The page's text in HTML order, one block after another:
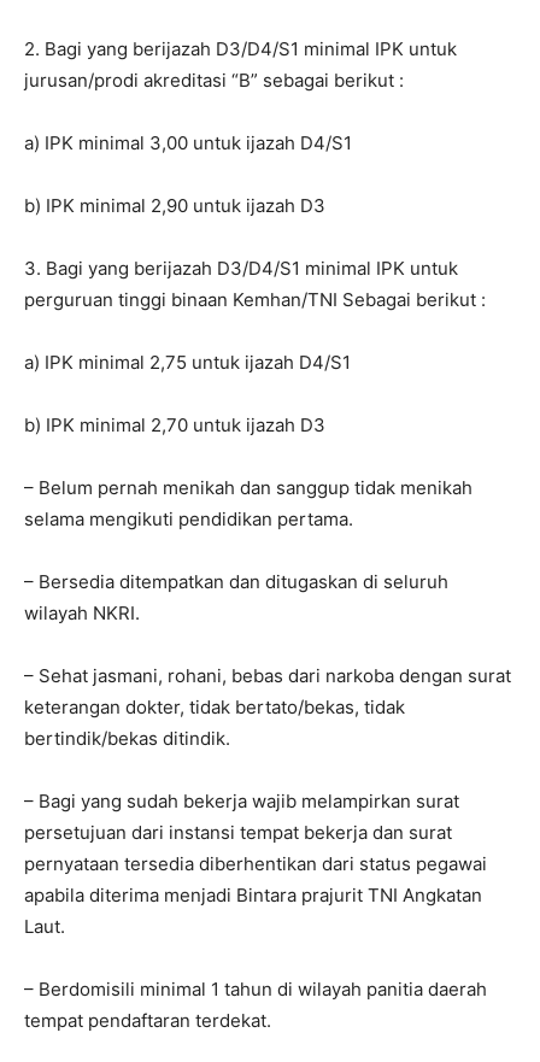
2. Bagi yang berijazah D3/D4/S1 minimal IPK untuk
jurusan/prodi akreditasi “B” sebagai berikut :
a) IPK minimal 3,00 untuk ijazah D4/S1
b) IPK minimal 2,90 untuk ijazah D3
3. Bagi yang berijazah D3/D4/S1 minimal IPK untuk
perguruan tinggi binaan Kemhan/TNI Sebagai berikut :
a) IPK minimal 2,75 untuk ijazah D4/S1
b) IPK minimal 2,70 untuk ijazah D3
– Belum pernah menikah dan sanggup tidak menikah
selama mengikuti pendidikan pertama.
– Bersedia ditempatkan dan ditugaskan di seluruh
wilayah NKRI.
– Sehat jasmani, rohani, bebas dari narkoba dengan surat
keterangan dokter, tidak bertato/bekas, tidak
bertindik/bekas ditindik.
– Bagi yang sudah bekerja wajib melampirkan surat
persetujuan dari instansi tempat bekerja dan surat
pernyataan tersedia diberhentikan dari status pegawai
apabila diterima menjadi Bintara prajurit TNI Angkatan
Laut.
– Berdomisili minimal 1 tahun di wilayah panitia daerah
tempat pendaftaran terdekat.